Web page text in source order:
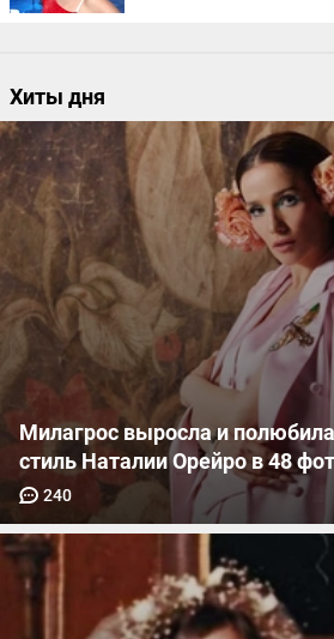
Хиты дня
Милагрос выросла и
стиль Наталии Орейро в 48
240